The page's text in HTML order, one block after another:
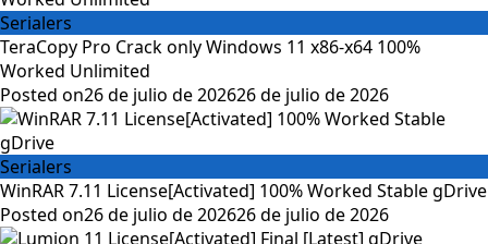
Serialers
TeraCopy Pro Crack only Windows 11 x86-x64 100%
Worked Unlimited
Posted on26 de julio de 202626 de julio de 2026
Serialers
WinRAR 7.11 License[Activated] 100% Worked Stable gDrive
Posted on26 de julio de 202626 de julio de 2026